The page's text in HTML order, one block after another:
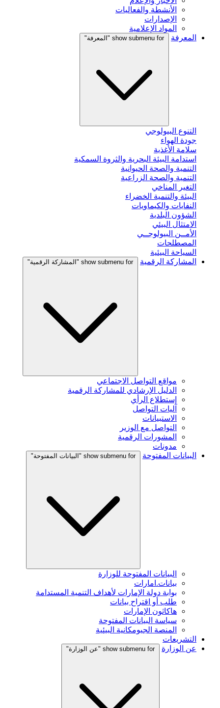
الأنشطة والفعاليات
الإصدارات
المواد الإعلامية
المعرفة
show submenu for "المعرفة"
التنوع البيولوجي
جودة الهواء
سلامة الأغذية
استدامة البيئة البحرية والثروة السمكية
التنمية والصحة الحيوانية
التنمية والصحة الزراعية
التغير المناخي
البيئة والتنمية الخضراء
النفايات والكيماويات
الشؤون البلدية
الامتثال البيئي
الأمــن البيولوجــي
المصطلحات
السياحة البيئية
المشاركة الرقمية
show submenu for "المشاركة الرقمية"
مواقع التواصل الاجتماعي
الدليل الإرشادي للمشاركة الرقمية
إستطلاع الرأي
آليات التواصل
الاستبيانات
التواصل مع الوزير
المشورات الرقمية
مدونات
البيانات المفتوحة
show submenu for "البيانات المفتوحة"
البيانات المفتوحة للوزارة
بيانات.امارات
بوابة دولة الإمارات لأهداف التنمية المستدامة
طلب أو اقتراح بيانات
هاكاثون الإمارات
سياسة البيانات المفتوحة
المنصة الجيومكانية البيئية
التشريعات
عن الوزارة
show submenu for "عن الوزارة"